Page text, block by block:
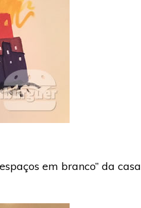
em branco” da casa